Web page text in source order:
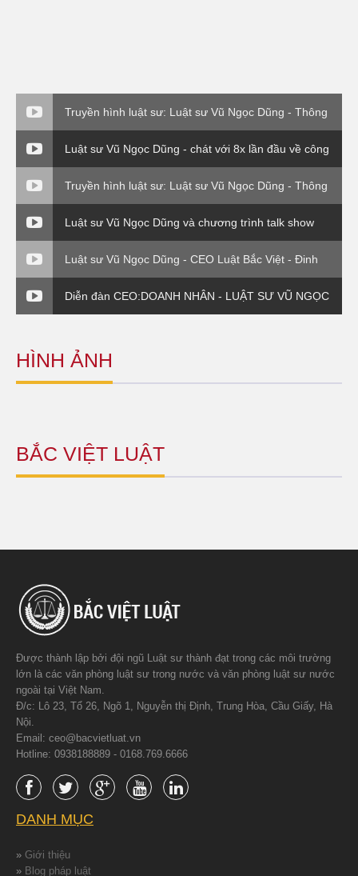
Truyền hình luật sư: Luật sư Vũ Ngọc Dũng - Thông
tư 176 Bộ Tài Chính
Luật sư Vũ Ngọc Dũng - chát với 8x lần đầu về công
ty Bắc Việt Luật ( VTC0
Truyền hình luật sư: Luật sư Vũ Ngọc Dũng - Thông
tư 176 Bộ Tài Chính
Luật sư Vũ Ngọc Dũng và chương trình talk show
Thuế và cuộc sống.
Luật sư Vũ Ngọc Dũng - CEO Luật Bắc Việt - Đinh
giá thương hiệu
Diễn đàn CEO:DOANH NHÂN - LUẬT SƯ VŨ NGỌC
DŨNG - PHẦN VI
HÌNH ẢNH
BẮC VIỆT LUẬT
Được thành lập bởi đội ngũ Luật sư thành đạt trong các môi trường
lớn là các văn phòng luật sư trong nước và văn phòng luật sư nước
ngoài tại Việt Nam.
Đ/c: Lô 23, Tổ 26, Ngõ 1, Nguyễn thị Định, Trung Hòa, Cầu Giấy, Hà
Nội.
Email: ceo@bacvietluat.vn
Hotline: 0938188889 - 0168.769.6666
DANH MỤC
» Giới thiệu
» Blog pháp luật